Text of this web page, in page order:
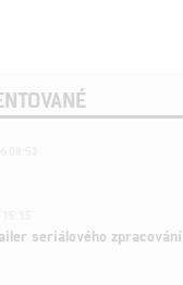
seriálového zpracování